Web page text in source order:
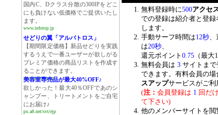
無料登録時に500アクセ
での登録は紹介者と登
します。
手動サーフ時間は12秒
は20秒
還元ポイント0.75 （最大
無料会員は 3 サイトま
できます。有料会員の
スアップサービスがご
(注： 会員登録は 1 回だ
て下さい)
他のメンバーサイトを
国内C、Dクラス分散の300IPをどこ
にも負けない低価格でご提供いたし
ます。
www.infotop.jp
せどりの翼「アルバトロス」
【期間限定価格】新品せどりを実践
するうえで一番ユーザーが欲しがる
プレミア価格の商品リストを作成す
ることができます。
www.infotop.jp
美容室専売品が最大40%OFF♪
欲しかった！最大40％OFFであのシ
ャンプー、トリートメントをご自宅
にお届け♪
px.a8.net/svt/ejp